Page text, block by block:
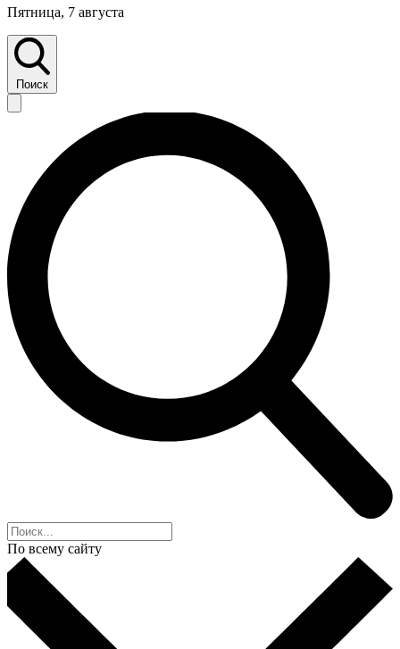
Пятница, 7 августа
Поиск
По всему сайту